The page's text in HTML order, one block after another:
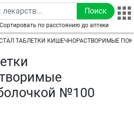
Сортировать по расстоянию до аптеки
ТАБЛЕТКИ КИШЕЧНОРАСТВОРИМЫЕ
№100